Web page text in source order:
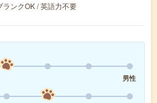
ランクOK / 英語力不要
男性